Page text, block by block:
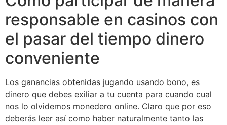
responsable en casinos con
el pasar del tiempo dinero
conveniente
Los ganancias obtenidas jugando usando bono, es
dinero que debes exiliar a tu cuenta para cuando cual
nos lo olvidemos monedero online. Claro que por eso
deberás leer así­ como haber naturalmente tanto las